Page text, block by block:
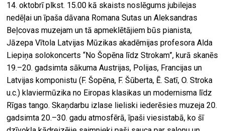
14. oktobrī plkst. 15.00 kā skaists noslēgums jubilejas
nedēļai un īpaša dāvana Romana Sutas un Aleksandras
Beļcovas muzejam un tā apmeklētājiem būs pianista,
Jāzepa Vītola Latvijas Mūzikas akadēmijas profesora Alda
Liepiņa solokoncerts “No Šopēna līdz Strokam”, kurā skanēs
19.–20. gadsimta sākuma Austrijas, Polijas, Francijas un
Latvijas komponistu (F. Šopēna, F. Šūberta, Ē. Satī, O. Stroka
u.c.) klaviermūzika no Eiropas klasikas un modernisma līdz
Rīgas tango. Skaņdarbu izlase lieliski iederēsies muzeja 20.
gadsimta 20.–30. gadu atmosfērā, īpaši viesistabā, ko šī